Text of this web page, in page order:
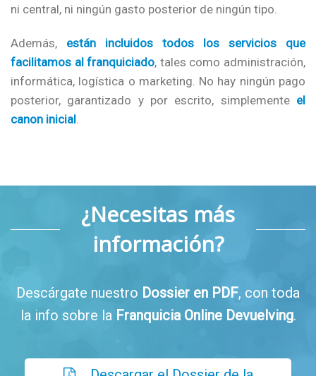
ni central, ni ningún gasto posterior de ningún tipo.
Además, están incluidos todos los servicios que
facilitamos al franquiciado, tales como administración,
informática, logística o marketing. No hay ningún pago
posterior, garantizado y por escrito, simplemente el
canon inicial
¿Necesitas más
información?
Descárgate nuestro Dossier en PDF, con toda
la info sobre la Franquicia Online Devuelving.